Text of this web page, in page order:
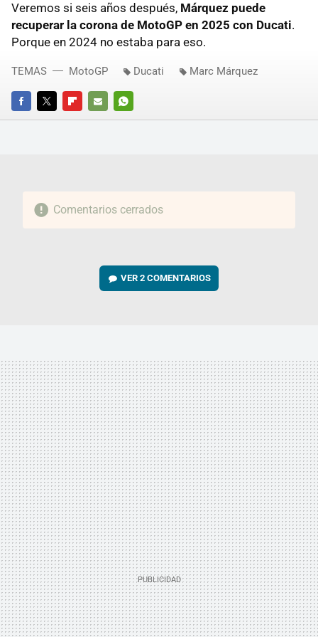
Veremos si seis años después, Márquez puede
recuperar la corona de MotoGP en 2025 con Ducati.
Porque en 2024 no estaba para eso.
FACEBOOKTWITTERFLIPBOARD
E-
WHATSAPP
TEMAS MotoGP Ducati Marc Márquez
Comentarios cerrados
VER2 COMENTARIOS